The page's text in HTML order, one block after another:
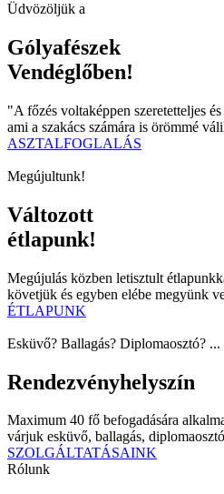
Üdvözöljük a
Gólyafészek
Vendéglőben!
"A főzés voltaképpen szeretetteljes
ami a szakács számára is örömmé
ASZTALFOGLALÁS
Megújultunk!
Változott
étlapunk!
Megújulás közben letisztult
követjük és egyben elébe megyünk
ÉTLAPUNK
Esküvő? Ballagás? Diplomaosztó? ...
Rendezvényhelyszín
Maximum 40 fő befogadására
várjuk esküvő, ballagás,
SZOLGÁLTATÁSAINK
Rólunk